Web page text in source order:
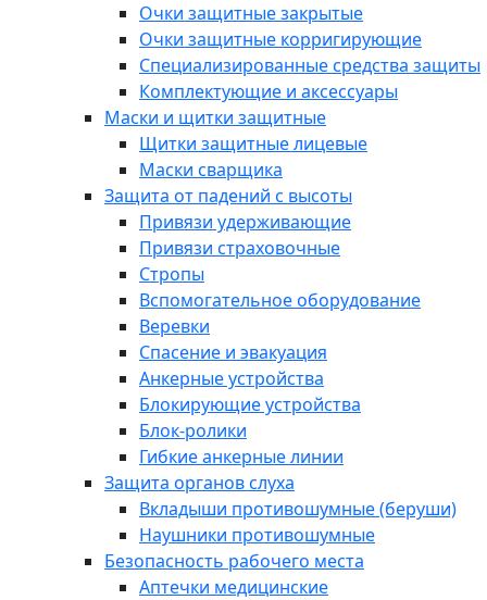
Очки защитные закрытые
Очки защитные корригирующие
Специализированные средства защиты
Комплектующие и аксессуары
Маски и щитки защитные
Щитки защитные лицевые
Маски сварщика
Защита от падений с высоты
Привязи удерживающие
Привязи страховочные
Стропы
Вспомогательное оборудование
Веревки
Спасение и эвакуация
Анкерные устройства
Блокирующие устройства
Блок-ролики
Гибкие анкерные линии
Защита органов слуха
Вкладыши противошумные (беруши)
Наушники противошумные
Безопасность рабочего места
Аптечки медицинские